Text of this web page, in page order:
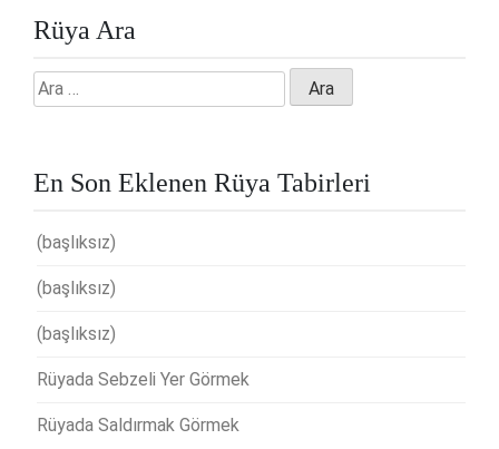
Rüya Ara
Arama:
En Son Eklenen Rüya Tabirleri
(başlıksız)
(başlıksız)
(başlıksız)
Rüyada Sebzeli Yer Görmek
Rüyada Saldırmak Görmek